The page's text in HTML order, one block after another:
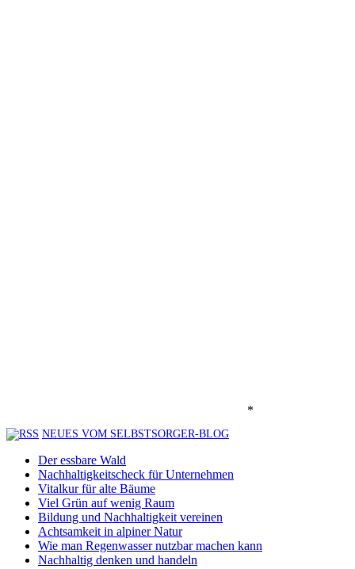
*
NEUES VOM SELBSTSORGER-BLOG
Der essbare Wald
Nachhaltigkeitscheck für Unternehmen
Vitalkur für alte Bäume
Viel Grün auf wenig Raum
Bildung und Nachhaltigkeit vereinen
Achtsamkeit in alpiner Natur
Wie man Regenwasser nutzbar machen kann
Nachhaltig denken und handeln